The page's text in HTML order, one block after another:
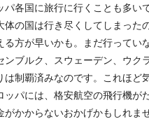
パ各国に旅行に行くことも多い
体の国は行き尽くしてしまった
る方が早いかも。まだ行ってい
ンブルク、スウェーデン、ウク
は制覇済みなのです。これほど
ッパには、格安航空の飛行機が
がかからないおかげかもしれま